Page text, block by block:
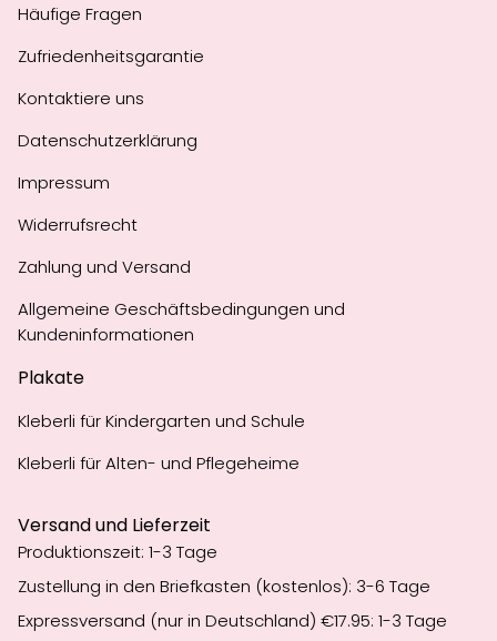
Häufige Fragen
Zufriedenheitsgarantie
Kontaktiere uns
Datenschutzerklärung
Impressum
Widerrufsrecht
Zahlung und Versand
Allgemeine Geschäftsbedingungen und
Kundeninformationen
Plakate
Kleberli für Kindergarten und Schule
Kleberli für Alten- und Pflegeheime
Versand und Lieferzeit
Produktionszeit: 1-3 Tage
Zustellung in den Briefkasten (kostenlos): 3-6 Tage
Expressversand (nur in Deutschland) €17.95: 1-3 Tage